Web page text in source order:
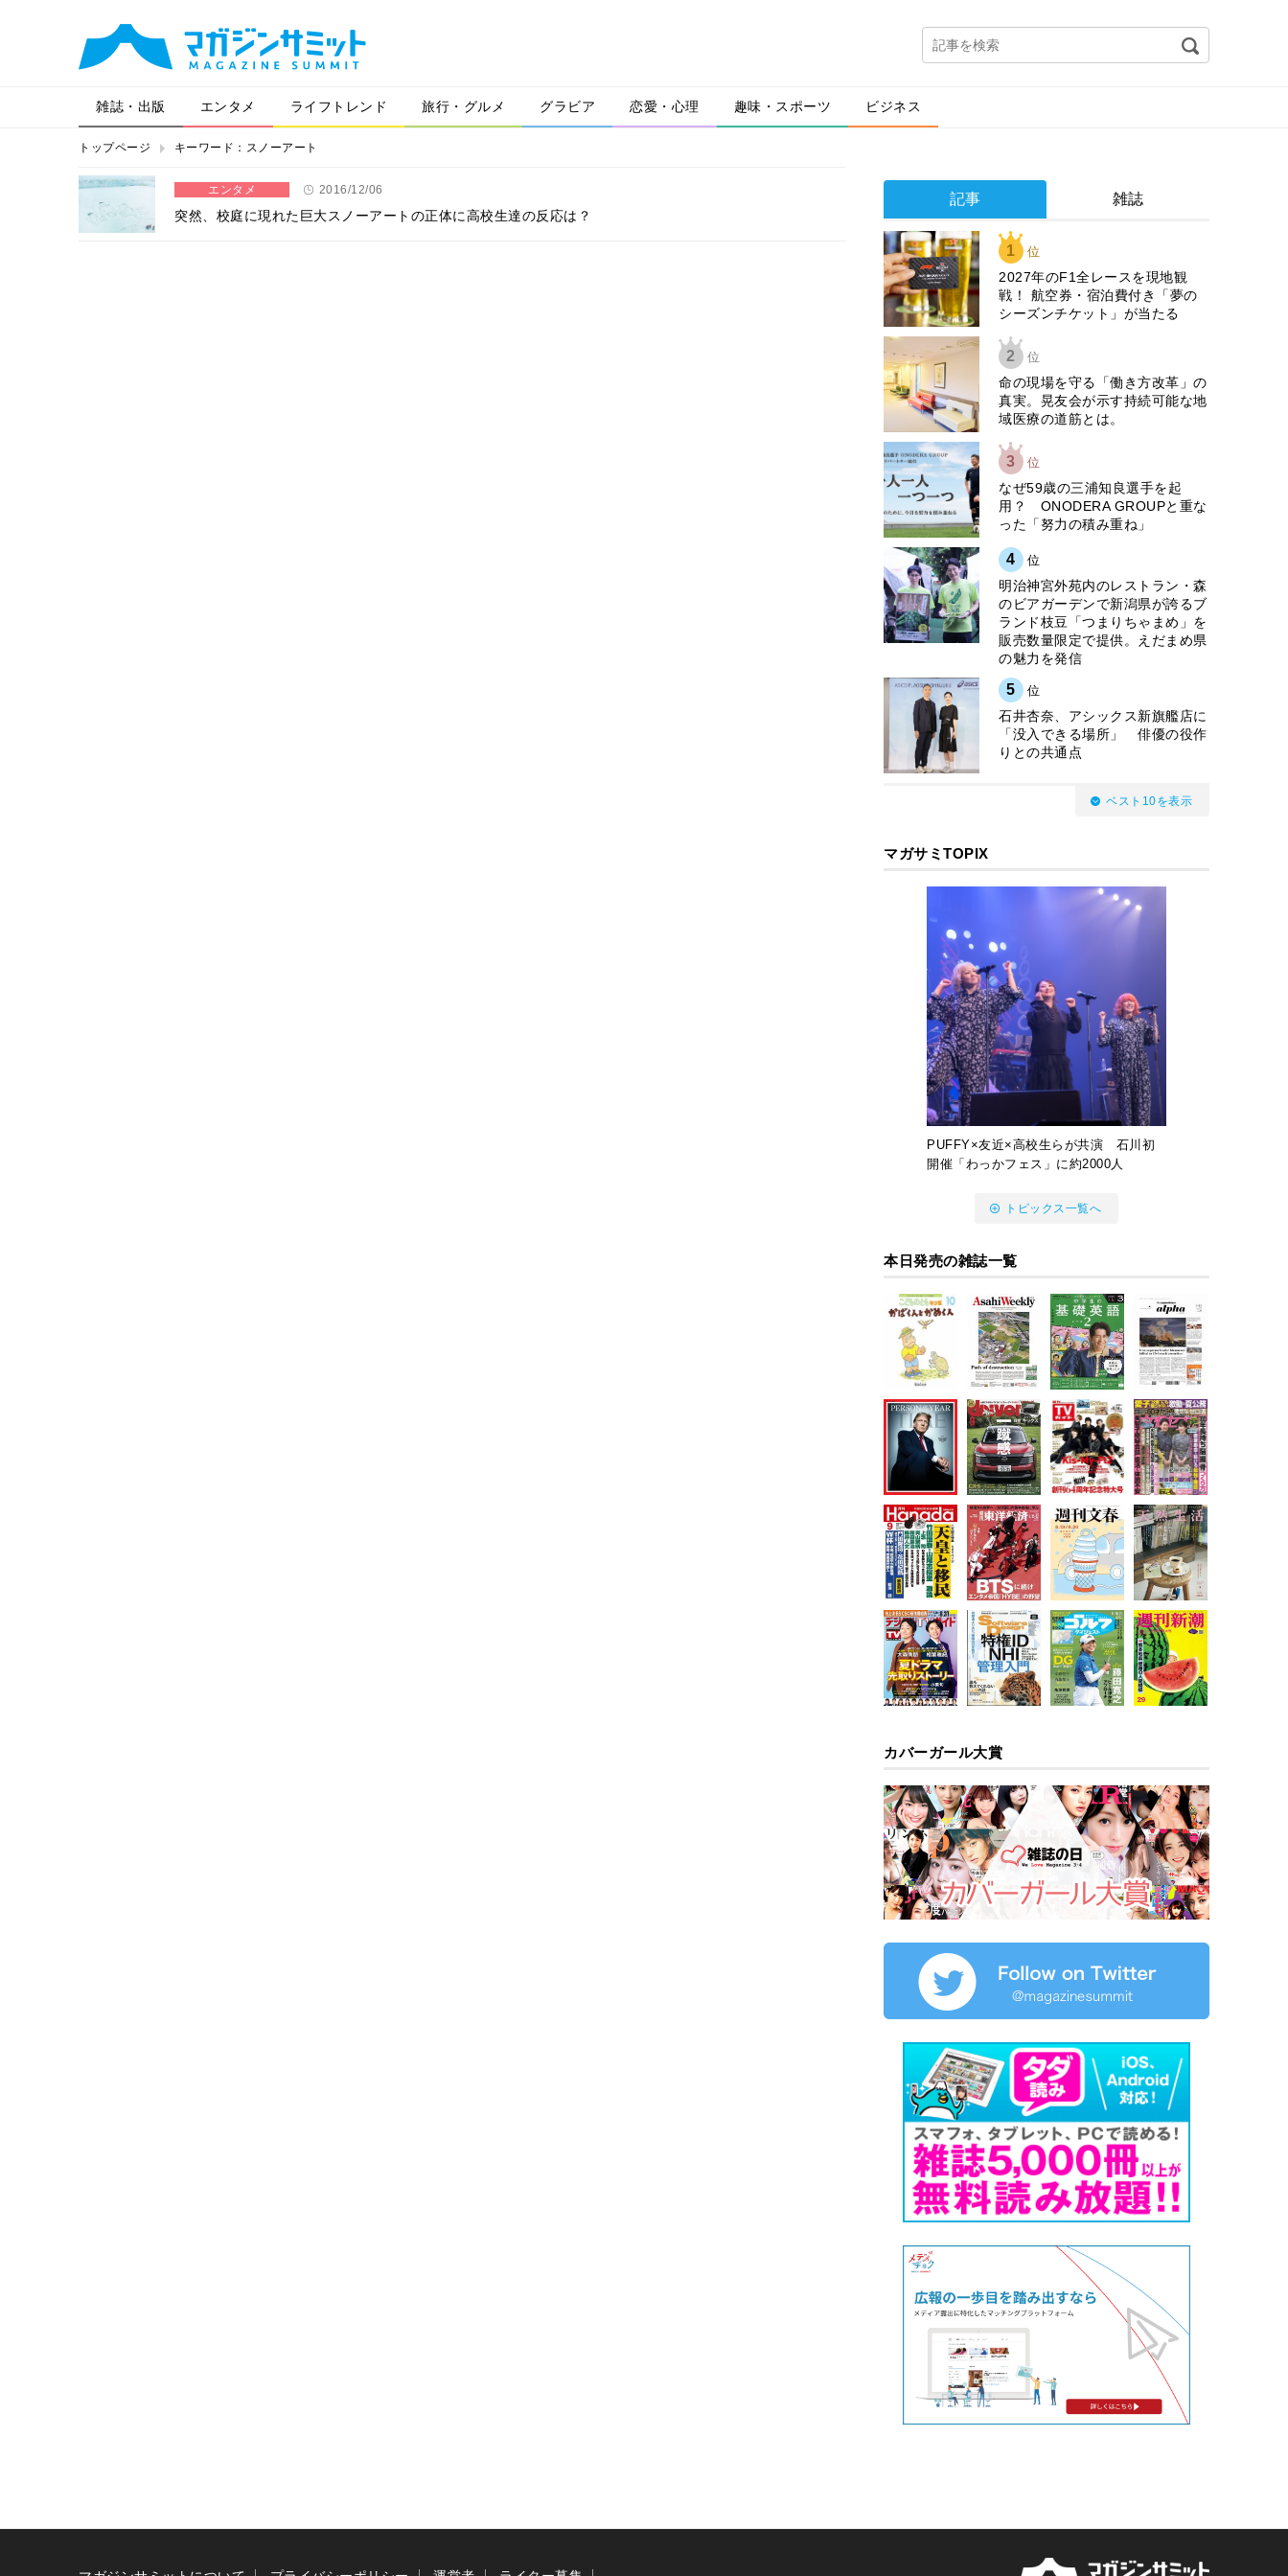
雑誌・出版 エンタメ ライフトレンド 旅行・グルメ グラビア 恋愛・心理 趣味・スポーツ ビジネス
トップページ キーワード：スノーアート
エンタメ 2016/12/06
突然、校庭に現れた巨大スノーアートの正体に高校生達の反応は？
記事 雑誌
1 位
2027年のF1全レースを現地観
戦！ 航空券・宿泊費付き「夢の
シーズンチケット」が当たる
2 位
​命の現場を守る「働き方改革」の
真実。晃友会が示す持続可能な地
域医療の道筋とは。
3 位
なぜ59歳の三浦知良選手を起
用？ ONODERA GROUPと重な
った「努力の積み重ね」
4 位
明治神宮外苑内のレストラン・森
のビアガーデンで新潟県が誇るブ
ランド枝豆「つまりちゃまめ」を
販売数量限定で提供。えだまめ県
の魅力を発信
5 位
石井杏奈、アシックス新旗艦店に
「没入できる場所」 俳優の役作
りとの共通点
ベスト10を表示
マガサミTOPIX
PUFFY×友近×高校生らが共演 石川初
開催「わっかフェス」に約2000人
トピックス一覧へ
本日発売の雑誌一覧
カバーガール大賞